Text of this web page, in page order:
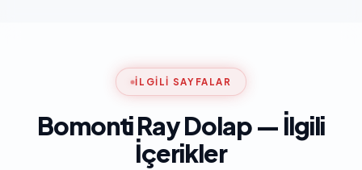
İLGILI SAYFALAR
Bomonti Ray Dolap — İlgili
İçerikler